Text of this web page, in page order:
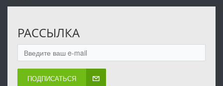
РАССЫЛКА
ПОДПИСАТЬСЯ